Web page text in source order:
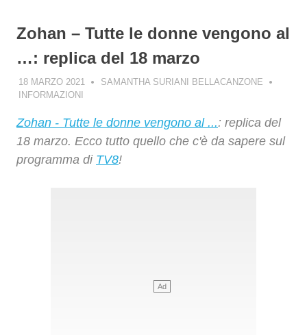
Zohan – Tutte le donne vengono al
…: replica del 18 marzo
18 MARZO 2021
SAMANTHA SURIANI BELLACANZONE
INFORMAZIONI
Zohan - Tutte le donne vengono al ...: replica del
18 marzo. Ecco tutto quello che c'è da sapere sul
programma di TV8!